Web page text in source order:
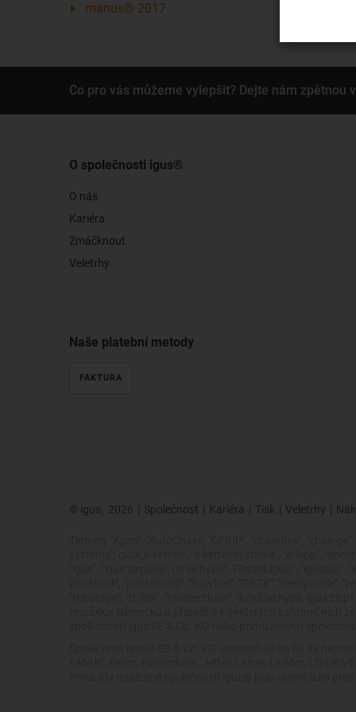
manus® 2017
Co pro vás můžeme vylepšit? Dejte nám zpětnou
O společnosti igus®
O nás
Kariéra
Zmáčknout
Veletrhy
Naše platební metody
FAKTURA
© igus, 2026 | Společnost | Kariéra | Tisk | Veletrhy |